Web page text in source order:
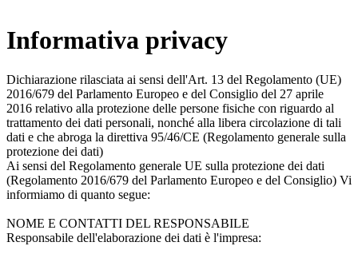
Informativa privacy
Dichiarazione rilasciata ai sensi dell'Art. 13 del Regolamento (UE)
2016/679 del Parlamento Europeo e del Consiglio del 27 aprile
2016 relativo alla protezione delle persone fisiche con riguardo al
trattamento dei dati personali, nonché alla libera circolazione di tali
dati e che abroga la direttiva 95/46/CE (Regolamento generale sulla
protezione dei dati)
Ai sensi del Regolamento generale UE sulla protezione dei dati
(Regolamento 2016/679 del Parlamento Europeo e del Consiglio) Vi
informiamo di quanto segue:
NOME E CONTATTI DEL RESPONSABILE
Responsabile dell'elaborazione dei dati è l'impresa: